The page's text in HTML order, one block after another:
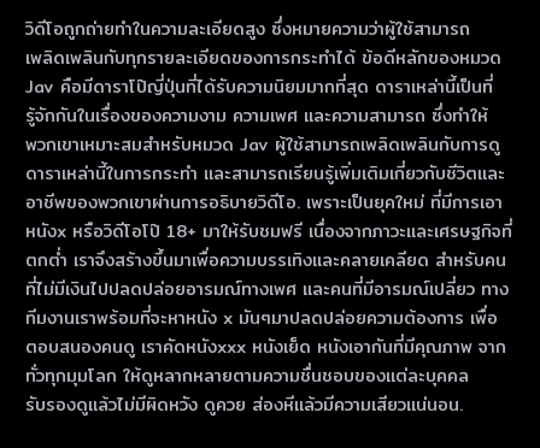
วิดีโอถูกถ่ายทําในความละเอียดสูง ซึ่งหมายความว่าผู้ใช้สามารถ
เพลิดเพลินกับทุกรายละเอียดของการกระทําได้ ข้อดีหลักของหมวด
Jav คือมีดาราโป๊ญี่ปุ่นที่ได้รับความนิยมมากที่สุด ดาราเหล่านี้เป็นที่
รู้จักกันในเรื่องของความงาม ความเพศ และความสามารถ ซึ่งทําให้
พวกเขาเหมาะสมสําหรับหมวด Jav ผู้ใช้สามารถเพลิดเพลินกับการดู
ดาราเหล่านี้ในการกระทํา และสามารถเรียนรู้เพิ่มเติมเกี่ยวกับชีวิตและ
อาชีพของพวกเขาผ่านการอธิบายวิดีโอ. เพราะเป็นยุคใหม่ ที่มีการเอา
หนังx หรือวิดีโอโป๊ 18+ มาให้รับชมฟรี เนื่องจากภาวะและเศรษฐกิจที่
ตกต่ำ เราจึงสร้างขึ้นมาเพื่อความบรรเทิงและคลายเคลียด สำหรับคน
ที่ไม่มีเงินไปปลดปล่อยอารมณ์ทางเพศ และคนที่มีอารมณ์เปลี่ยว ทาง
ทีมงานเราพร้อมที่จะหาหนัง x มันๆมาปลดปล่อยความต้องการ เพื่อ
ตอบสนองคนดู เราคัดหนังxxx หนังเย็ด หนังเอากันที่มีคุณภาพ จาก
ทั่วทุกมุมโลก ให้ดูหลากหลายตามความชื่นชอบของแต่ละบุคคล
รับรองดูแล้วไม่มีผิดหวัง ดูควย ส่องหีแล้วมีความเสียวแน่นอน.